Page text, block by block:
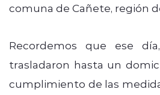
comuna de Cañete, región
Recordemos que ese
trasladaron hasta un
cumplimiento de las